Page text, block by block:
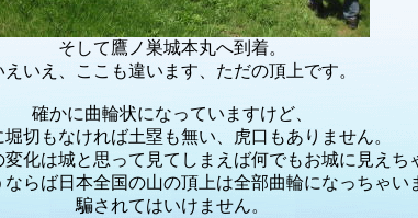
そして鷹ノ巣城本丸へ到着。
えいえ、ここも違います、ただの頂上です。
確かに曲輪状になっていますけど、
堀切もなければ土塁も無い、虎口もありません。
化は城と思って見てしまえば何でもお城に見えち
ならば日本全国の山の頂上は全部曲輪になっちゃい
騙されてはいけません。